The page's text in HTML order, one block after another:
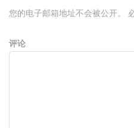
您的电子邮箱地址不会被公开。
评论